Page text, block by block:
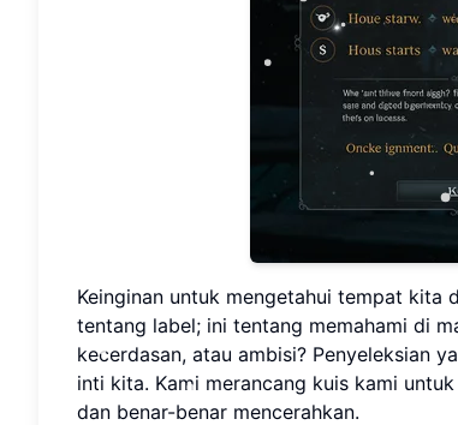
Keinginan untuk mengetahui tempat kita
tentang label; ini tentang memahami di
kecerdasan, atau ambisi? Penyeleksian
inti kita. Kami merancang kuis kami
dan benar-benar mencerahkan.